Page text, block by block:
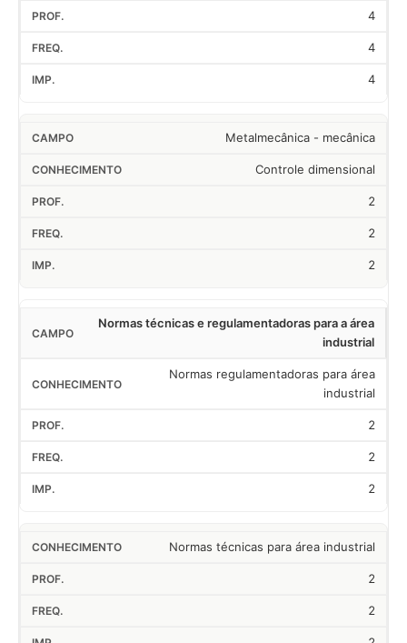
4
4
4
Metalmecânica - mecânica
Controle dimensional
2
2
2
Normas técnicas e regulamentadoras para a área
industrial
Normas regulamentadoras para área
industrial
2
2
2
Normas técnicas para área industrial
2
2